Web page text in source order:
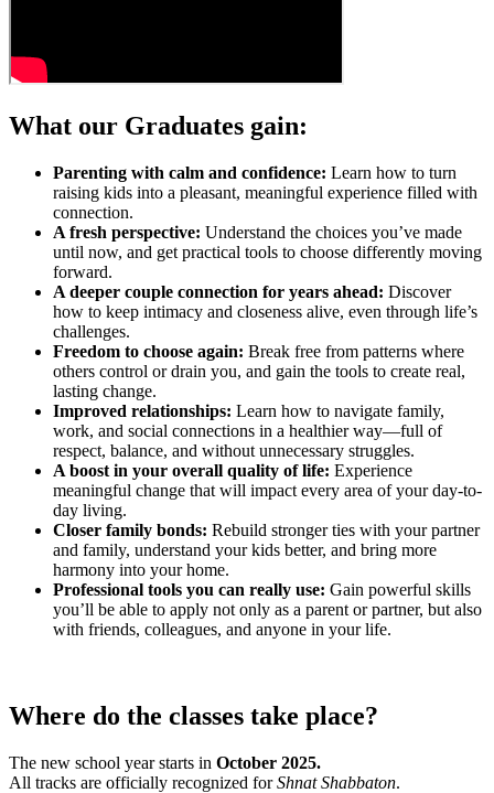
What our Graduates gain:
Parenting with calm and confidence: Learn how to turn
raising kids into a pleasant, meaningful experience filled with
connection.
A fresh perspective: Understand the choices you’ve made
until now, and get practical tools to choose differently moving
forward.
A deeper couple connection for years ahead: Discover
how to keep intimacy and closeness alive, even through life’s
challenges.
Freedom to choose again: Break free from patterns where
others control or drain you, and gain the tools to create real,
lasting change.
Improved relationships: Learn how to navigate family,
work, and social connections in a healthier way—full of
respect, balance, and without unnecessary struggles.
A boost in your overall quality of life: Experience
meaningful change that will impact every area of your day-to-
day living.
Closer family bonds: Rebuild stronger ties with your partner
and family, understand your kids better, and bring more
harmony into your home.
Professional tools you can really use: Gain powerful skills
you’ll be able to apply not only as a parent or partner, but also
with friends, colleagues, and anyone in your life.
Where do the classes take place?
The new school year starts in October 2025.
All tracks are officially recognized forShnat Shabbaton.